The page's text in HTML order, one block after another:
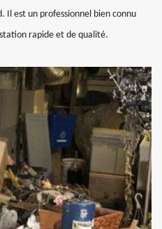
Il est un professionnel bien connu
rapide et de qualité.